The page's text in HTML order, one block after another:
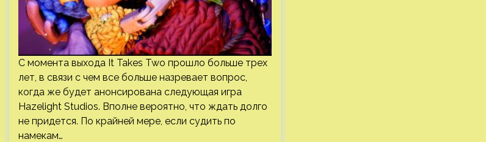
С момента выхода It Takes Two прошло больше трех
лет, в связи с чем все больше назревает вопрос,
когда же будет анонсирована следующая игра
Hazelight Studios. Вполне вероятно, что ждать долго
не придется. По крайней мере, если судить по
намекам…